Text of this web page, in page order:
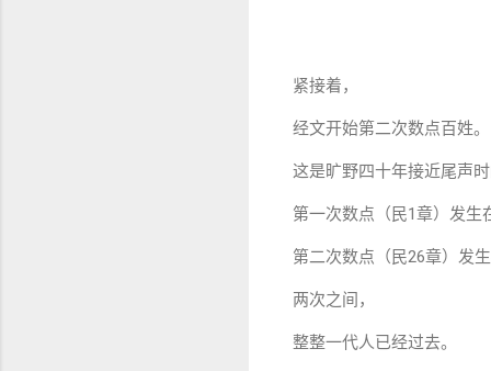
紧接着，
经文开始第二次数点百姓。
这是旷野四十年接近尾声时
第一次数点（民1章）发生
第二次数点（民26章）发生
两次之间，
整整一代人已经过去。